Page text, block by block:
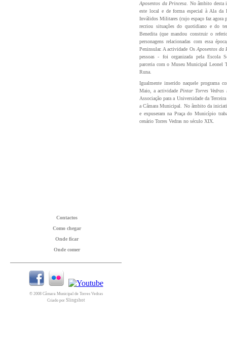
Aposentos da Princesa . No âmbito desta
este local e de forma especial à Ala da
Inválidos Militares (cujo espaço faz agora
recriou situações do quotidiano e do
Benedita (que mandou construir o
personagens relacionadas com essa
Peninsular. A actividade Os Aposentos da
pessoas - foi organizada pela Escola
parceria com o Museu Municipal Leonel
Runa.
Igualmente inserido naquele programa
Maio, a actividade Pintar Torres Vedras
Associação para a Universidade da
a Câmara Municipal. No âmbito da
e expuseram na Praça do Município
cenário Torres Vedras no século XIX.
Contactos
Como chegar
Onde ficar
Onde comer
© 2008 Câmara Municipal de Torres Vedras
Criado por Slingshot